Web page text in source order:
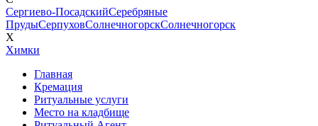
Сергиево-ПосадскийСеребряные
ПрудыСерпуховСолнечногорскСолнечногорск
Х
Химки
Главная
Кремация
Ритуальные услуги
Место на кладбище